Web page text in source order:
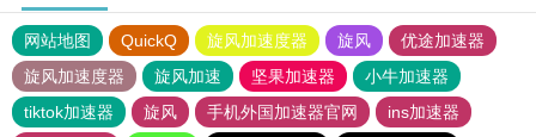
网站地图 QuickQ 旋风加速度器 旋风
优途加速器
旋风加速度器
旋风加速 坚果加速器
小牛加速器
tiktok加速器
旋风 手机外国加速器官网
ins加速器